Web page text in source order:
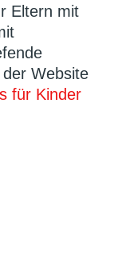
Eltern mit
Website
für Kinder